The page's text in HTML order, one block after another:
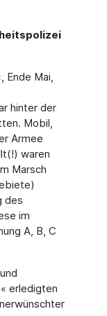
Ende Mai,
hinter der
Mobil,
Armee
waren
Marsch
des
im
A, B, C
erledigten